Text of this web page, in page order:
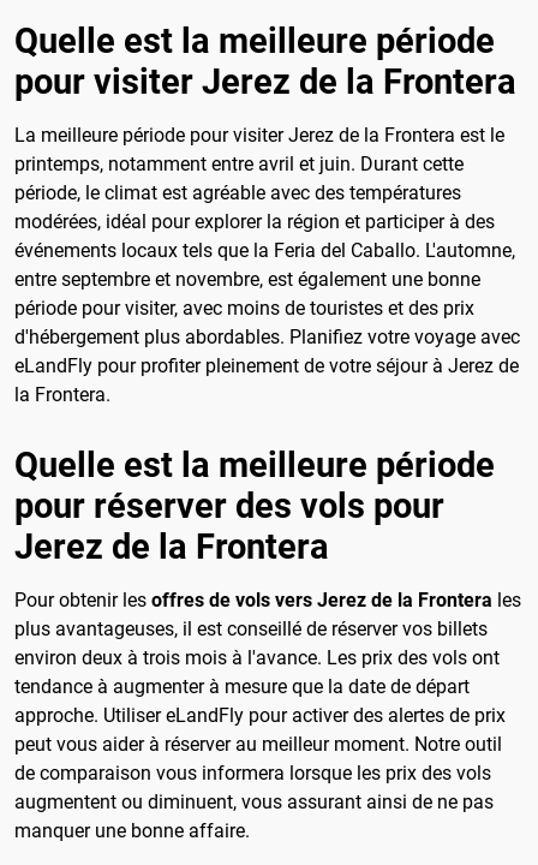
Quelle est la meilleure période
pour visiter Jerez de la Frontera
La meilleure période pour visiter Jerez de la Frontera est le
printemps, notamment entre avril et juin. Durant cette
période, le climat est agréable avec des températures
modérées, idéal pour explorer la région et participer à des
événements locaux tels que la Feria del Caballo. L'automne,
entre septembre et novembre, est également une bonne
période pour visiter, avec moins de touristes et des prix
d'hébergement plus abordables. Planifiez votre voyage avec
eLandFly pour profiter pleinement de votre séjour à Jerez de
la Frontera.
Quelle est la meilleure période
pour réserver des vols pour
Jerez de la Frontera
Pour obtenir les offres de vols vers Jerez de la Frontera les
plus avantageuses, il est conseillé de réserver vos billets
environ deux à trois mois à l'avance. Les prix des vols ont
tendance à augmenter à mesure que la date de départ
approche. Utiliser eLandFly pour activer des alertes de prix
peut vous aider à réserver au meilleur moment. Notre outil
de comparaison vous informera lorsque les prix des vols
augmentent ou diminuent, vous assurant ainsi de ne pas
manquer une bonne affaire.